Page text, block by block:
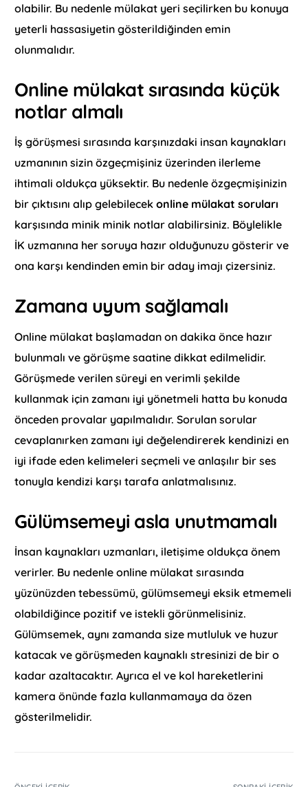
olabilir. Bu nedenle mülakat yeri seçilirken bu konuya
yeterli hassasiyetin gösterildiğinden emin
olunmalıdır.
Online mülakat sırasında küçük
notlar almalı
İş görüşmesi sırasında karşınızdaki insan kaynakları
uzmanının sizin özgeçmişiniz üzerinden ilerleme
ihtimali oldukça yüksektir. Bu nedenle özgeçmişinizin
bir çıktısını alıp gelebilecekonline mülakat soruları
karşısında minik minik notlar alabilirsiniz. Böylelikle
İK uzmanına her soruya hazır olduğunuzu gösterir ve
ona karşı kendinden emin bir aday imajı çizersiniz.
Zamana uyum sağlamalı
Online mülakat başlamadan on dakika önce hazır
bulunmalı ve görüşme saatine dikkat edilmelidir.
Görüşmede verilen süreyi en verimli şekilde
kullanmak için zamanı iyi yönetmeli hatta bu konuda
önceden provalar yapılmalıdır. Sorulan sorular
cevaplanırken zamanı iyi değelendirerek kendinizi en
iyi ifade eden kelimeleri seçmeli ve anlaşılır bir ses
tonuyla kendizi karşı tarafa anlatmalısınız.
Gülümsemeyi asla unutmamalı
İnsan kaynakları uzmanları, iletişime oldukça önem
verirler. Bu nedenle online mülakat sırasında
yüzünüzden tebessümü, gülümsemeyi eksik etmemeli
olabildiğince pozitif ve istekli görünmelisiniz.
Gülümsemek, aynı zamanda size mutluluk ve huzur
katacak ve görüşmeden kaynaklı stresinizi de bir o
kadar azaltacaktır. Ayrıca el ve kol hareketlerini
kamera önünde fazla kullanmamaya da özen
gösterilmelidir.